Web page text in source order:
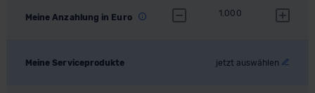
Meine Anzahlung in Euro 1.000
Meine Serviceprodukte jetzt auswählen